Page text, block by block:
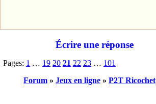
Écrire une réponse
Pages: 1 … 19 20 21 22 23 … 101
Forum » Jeux en ligne » P2T Ricochet